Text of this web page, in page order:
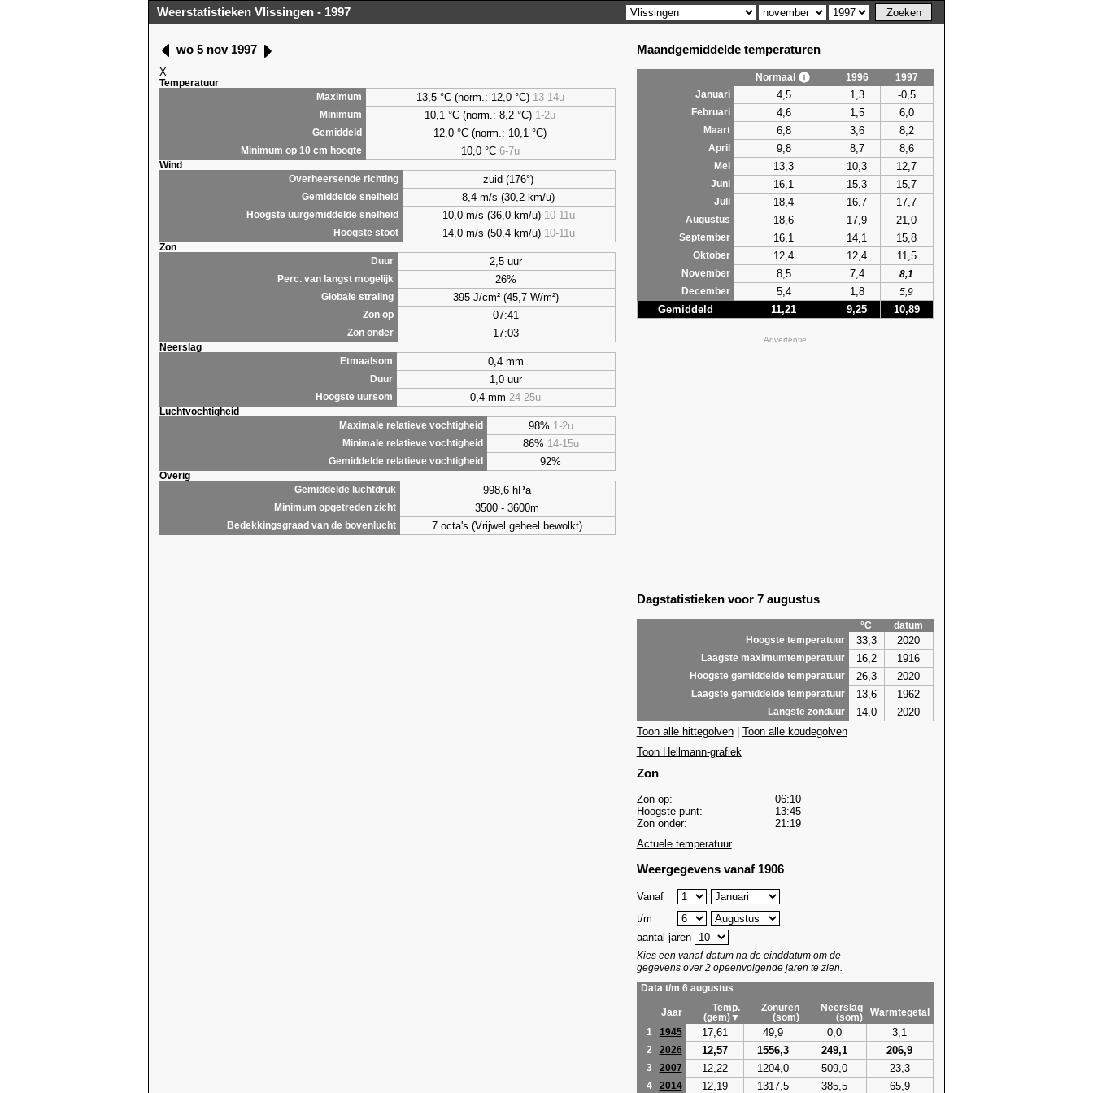
Weerstatistieken Vlissingen - 1997
wo 5 nov 1997
X
Temperatuur
Maximum
13,5 °C (norm.: 12,0 °C) 13-14u
Minimum 10,1 °C (norm.: 8,2 °C) 1-2u
Gemiddeld 12,0 °C (norm.: 10,1 °C)
Minimum op 10 cm hoogte 10,0 °C 6-7u
Wind
Overheersende richting
zuid (176°)
Gemiddelde snelheid 8,4 m/s (30,2 km/u)
Hoogste uurgemiddelde snelheid 10,0 m/s (36,0 km/u) 10-11u
Hoogste stoot 14,0 m/s (50,4 km/u) 10-11u
Zon
Duur
2,5 uur
Perc. van langst mogelijk 26%
Globale straling 395 J/cm² (45,7 W/m²)
Zon op 07:41
Zon onder 17:03
Neerslag
Etmaalsom
0,4 mm
Duur 1,0 uur
Hoogste uursom 0,4 mm 24-25u
Luchtvochtigheid
Maximale relatieve vochtigheid
98% 1-2u
Minimale relatieve vochtigheid 86% 14-15u
Gemiddelde relatieve vochtigheid 92%
Overig
Gemiddelde luchtdruk
998,6 hPa
Minimum opgetreden zicht 3500 - 3600m
Bedekkingsgraad van de bovenlucht 7 octa's (Vrijwel geheel bewolkt)
Maandgemiddelde temperaturen
Normaal 1996
1997
Januari
4,5 1,3 -0,5
Februari 4,6 1,5 6,0
Maart 6,8 3,6 8,2
April 9,8 8,7 8,6
Mei 13,3 10,3 12,7
Juni 16,1 15,3 15,7
Juli 18,4 16,7 17,7
Augustus 18,6 17,9 21,0
September 16,1 14,1 15,8
Oktober 12,4 12,4 11,5
November 8,5 7,4
8,1
December
5,4 1,8 5,9
Gemiddeld 11,21 9,25 10,89
Advertentie
Dagstatistieken voor 7 augustus
°C
datum
Hoogste temperatuur
33,3 2020
Laagste maximumtemperatuur 16,2 1916
Hoogste gemiddelde temperatuur 26,3 2020
Laagste gemiddelde temperatuur 13,6 1962
Langste zonduur 14,0
2020
Toon alle hittegolven| Toon alle koudegolven
Toon Hellmann-grafiek
Zon
Zon op:
06:10
Hoogste punt:
13:45
Zon onder:
21:19
Actuele temperatuur
Weergegevens vanaf 1906
Vanaf
t/m
aantal jaren
Kies een vanaf-datum na de einddatum om de
gegevens over 2 opeenvolgende jaren te zien.
Data t/m 6 augustus
Jaar
Temp.
(gem)▼
Zonuren
(som)
Neerslag
(som)
Warmtegetal
1
1945 17,61 49,9 0,0 3,1
2 2026 12,57 1556,3 249,1 206,9
3 2007 12,22 1204,0 509,0 23,3
4 2014 12,19 1317,5 385,5 65,9